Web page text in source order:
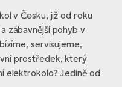
v Česku, již od roku
zábavnější pohyb v
servisujeme,
prostředek, který
elektrokolo? Jedině od